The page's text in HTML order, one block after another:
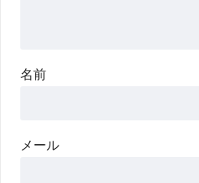
名前
メール